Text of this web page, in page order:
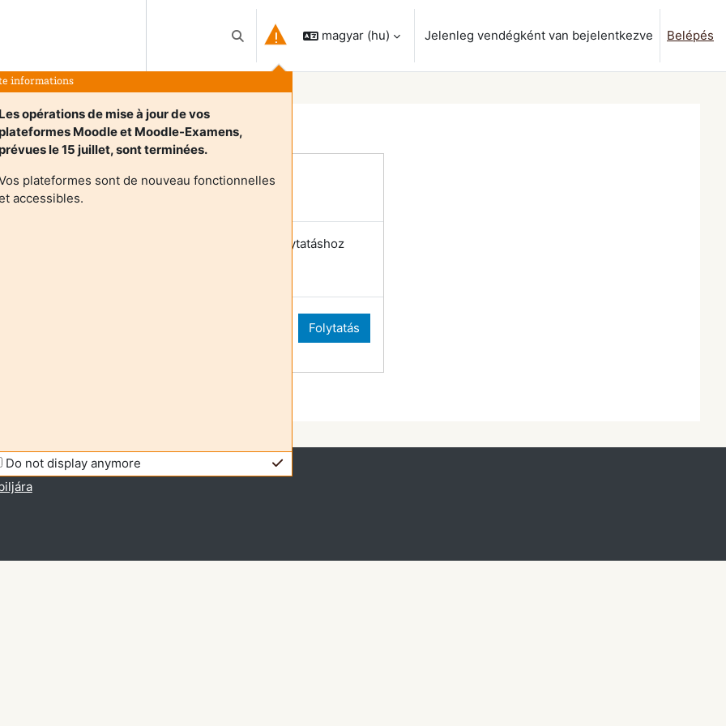
Keresési bemeneti adatok váltása
informations
Les opérations de mise à jour de vos
Moodle et Moodle-Examens,
le 15 juillet, sont terminées.
plateformes sont de nouveau fonctionnelles
accessibles.
Do not display anymore
magyar ‎(hu)‎ Jelenleg vendégként van bejelentkezve Belépés
Login required
Vendégek nem érik el a felhasználói profilokat. A folytatáshoz
Folytatás
( Belépés)